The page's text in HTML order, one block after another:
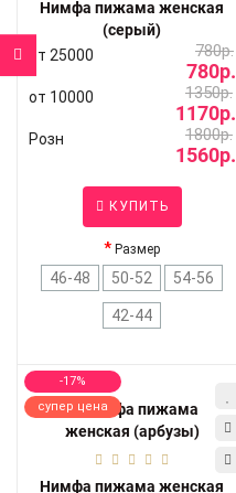
Нимфа пижама женская
(серый)
от 25000
780р.
780р.
от 10000 1350р.
1170р.
Розн 1800р.
1560р.
КУПИТЬ
Размер
46-48 50-52 54-56
42-44
-17%
супер цена
Нимфа пижама женская